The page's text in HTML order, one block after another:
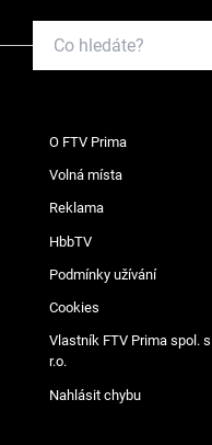
O FTV Prima
Volná místa
Reklama
HbbTV
Podmínky užívání
Cookies
Vlastník FTV Prima spol. s
r.o.
Nahlásit chybu